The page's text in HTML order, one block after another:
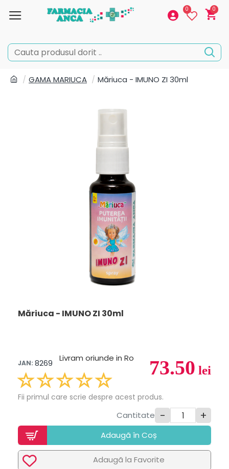
0 0
GAMA MARIUCA Măriuca - IMUNO ZI 30ml
Măriuca - IMUNO ZI 30ml
73.50 lei
JAN: 8269 Livram oriunde in Ro
Fii primul care scrie despre acest produs.
Cantitate - +
Adaugã în Coș
Adaugã la Favorite